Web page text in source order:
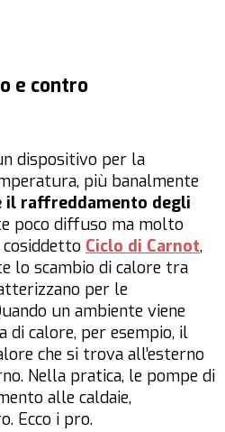
e contro
dispositivo per la
più banalmente
il raffreddamento degli
poco diffuso ma molto
Ciclo di Carnot,
lo scambio di calore tra
per le
un ambiente viene
di calore, per esempio, il
che si trova all’esterno
Nella pratica, le pompe di
alle caldaie,
Ecco i pro.